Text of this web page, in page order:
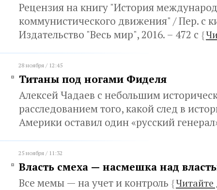
Рецензия на книгу "История
коммунистического движения" / Пер. с
Издательство "Весь мир", 2016. – 472 с {
28 ноября / 12:45
Титаны под ногами Фиделя
Алексей Чадаев с небольшим
расследованием того, какой след в
Америки оставил один «русский
25 ноября / 11:32
Власть смеха — насмешка над
Все мемы — на учет и контроль {Читайте